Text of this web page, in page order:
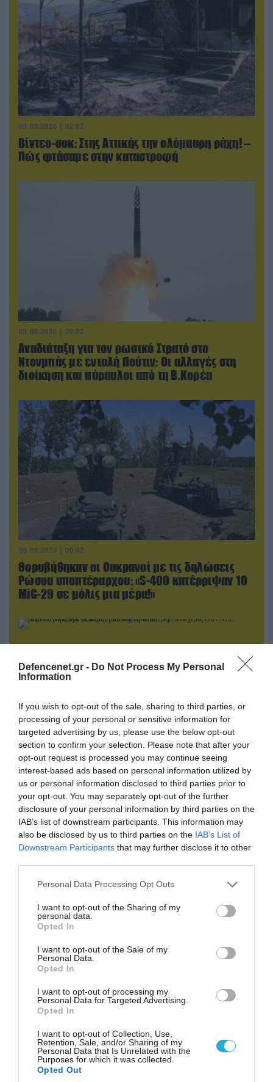
Defencenet.gr - Do Not Process My Personal
Information
If you wish to opt-out of the sale, sharing to third parties, or
processing of your personal or sensitive information for
targeted advertising by us, please use the below opt-out
section to confirm your selection. Please note that after your
opt-out request is processed you may continue seeing
interest-based ads based on personal information utilized by
us or personal information disclosed to third parties prior to
your opt-out. You may separately opt-out of the further
disclosure of your personal information by third parties on the
IAB’s list of downstream participants. This information may
also be disclosed by us to third parties on the IAB’s List of
Downstream Participants that may further disclose it to other
Please note that this website/app uses one or more Google
not limited to your visit or usage behaviour. You may click to
grant or deny consent to Google and its third-party tags to
use your data for below specified purposes in below Google
consent section.
Personal Data Processing Opt Outs
I want to opt-out of the Sharing of my
personal data.
Opted In
I want to opt-out of the Sale of my
Personal Data.
Opted In
I want to opt-out of processing my
Personal Data for Targeted Advertising.
Opted In
I want to opt-out of Collection, Use,
Retention, Sale, and/or Sharing of my
Personal Data that Is Unrelated with the
Purposes for which it was collected.
Opted Out
05.08.2026 | 02:02
Βίντεο-σοκ: Στης Αττικής την ολόμαυρη ράχη! –
Πώς φτάσαμε στην καταστροφή
05.08.2026 | 20:02
Αναδιάταξη για τον ρωσικό Στρατό στο
Ντονμπάς με εντολή Πούτιν: Οι αλλαγές στη
διοίκηση και πύραυλοι από τη Β.Κορέα
06.08.2026 | 00:02
Θορυβήθηκαν οι Ουκρανοί με τις δηλώσεις
Ρώσου υποπτέραρχου: «S-400 κατέρριψαν 10
MiG-29 σε μόλις μια μέρα!»
05.08.2026 | 15:02
Ρωσικός πύραυλος με κεφαλή διασποράς
κατέστρεψε ολοσχερώς ένα από τα
μεγαλύτερα κέντρα διανομής στο Κίεβο
(βίντεο)
05.08.2026 | 22:02
Το Ομάν συμφώνησε ότι τα Στενά του Ορμούζ
είναι υπό ιρανική κυριαρχία και επιτεύχθηκε
συμφωνία